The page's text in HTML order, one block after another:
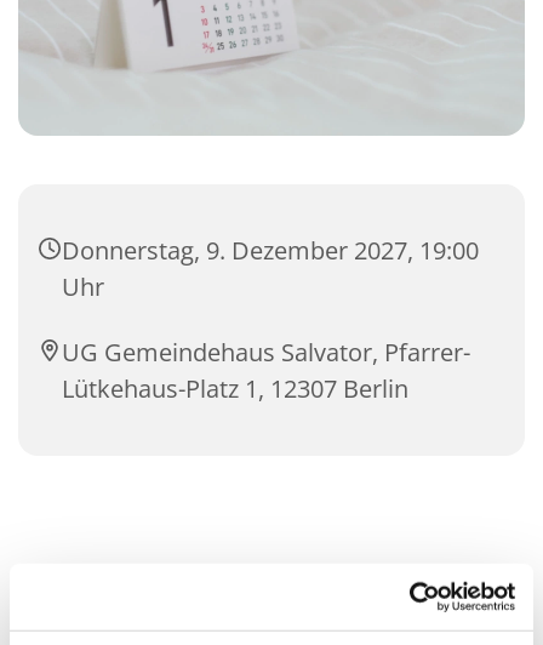
Donnerstag, 9. Dezember 2027, 19:00
Uhr
UG Gemeindehaus Salvator, Pfarrer-
Lütkehaus-Platz 1, 12307 Berlin